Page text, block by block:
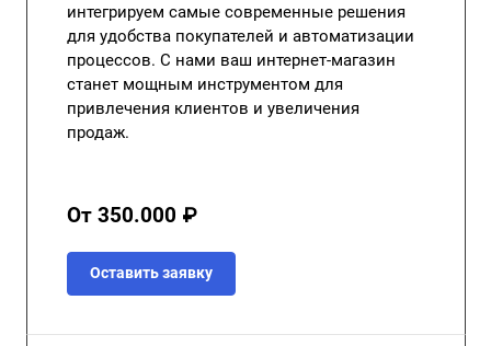
интегрируем самые современные решения
для удобства покупателей и автоматизации
процессов. С нами ваш интернет-магазин
станет мощным инструментом для
привлечения клиентов и увеличения
продаж.
От 350.000 ₽
Оставить заявку